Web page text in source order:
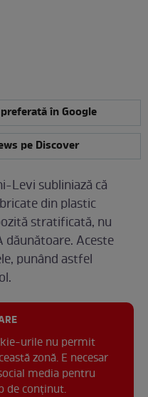
în Google
pe Discover
Levi subliniază că
din plastic
stratificată, nu
dăunătoare. Aceste
punând astfel
urile nu permit
zonă. E necesar
media pentru
de conținut.